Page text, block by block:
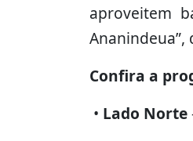
aproveitem
Ananindeua”,
Confira a
• Lado Norte